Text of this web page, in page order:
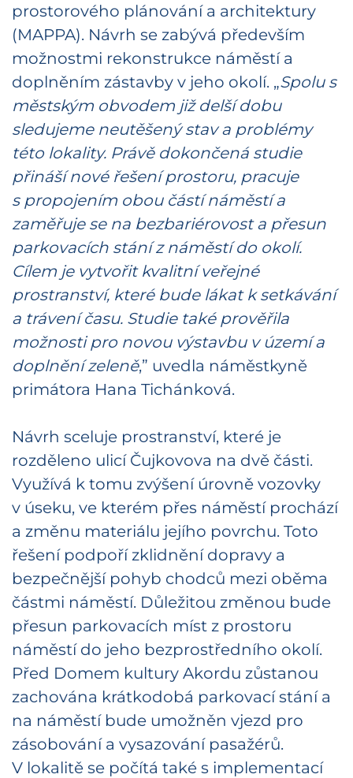
prostorového plánování a architektury
(MAPPA). Návrh se zabývá především
možnostmi rekonstrukce náměstí a
doplněním zástavby v jeho okolí. „Spolu s
městským obvodem již delší dobu
sledujeme neutěšený stav a problémy
této lokality. Právě dokončená studie
přináší nové řešení prostoru, pracuje
s propojením obou částí náměstí a
zaměřuje se na bezbariérovost a přesun
parkovacích stání z náměstí do okolí.
Cílem je vytvořit kvalitní veřejné
prostranství, které bude lákat k setkávání
a trávení času. Studie také prověřila
možnosti pro novou výstavbu v území a
doplnění zeleně,” uvedla náměstkyně
primátora Hana Tichánková.
Návrh sceluje prostranství, které je
rozděleno ulicí Čujkovova na dvě části.
Využívá k tomu zvýšení úrovně vozovky
v úseku, ve kterém přes náměstí prochází
a změnu materiálu jejího povrchu. Toto
řešení podpoří zklidnění dopravy a
bezpečnější pohyb chodců mezi oběma
částmi náměstí. Důležitou změnou bude
přesun parkovacích míst z prostoru
náměstí do jeho bezprostředního okolí.
Před Domem kultury Akordu zůstanou
zachována krátkodobá parkovací stání a
na náměstí bude umožněn vjezd pro
zásobování a vysazování pasažérů.
V lokalitě se počítá také s implementací